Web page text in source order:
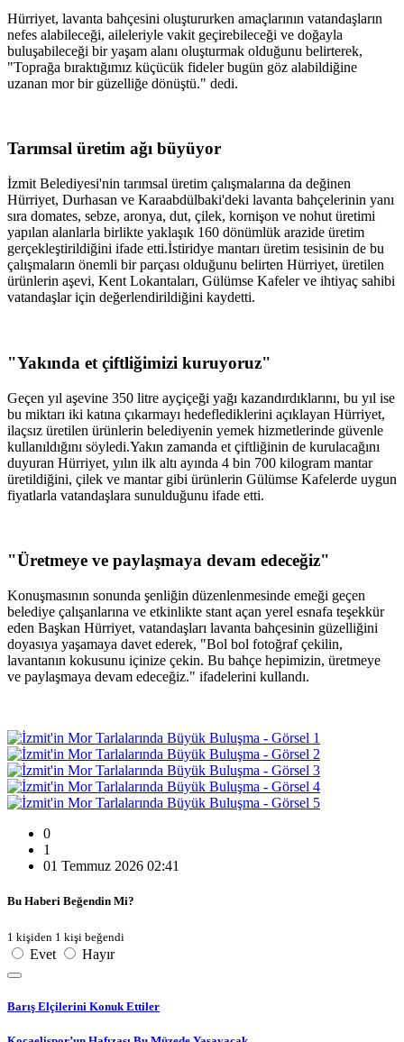
Hürriyet, lavanta bahçesini oluştururken amaçlarının vatandaşların
nefes alabileceği, aileleriyle vakit geçirebileceği ve doğayla
buluşabileceği bir yaşam alanı oluşturmak olduğunu belirterek,
"Toprağa bıraktığımız küçücük fideler bugün göz alabildiğine
uzanan mor bir güzelliğe dönüştü." dedi.
Tarımsal üretim ağı büyüyor
İzmit Belediyesi'nin tarımsal üretim çalışmalarına da değinen
Hürriyet, Durhasan ve Karaabdülbaki'deki lavanta bahçelerinin yanı
sıra domates, sebze, aronya, dut, çilek, kornişon ve nohut üretimi
yapılan alanlarla birlikte yaklaşık 160 dönümlük arazide üretim
gerçekleştirildiğini ifade etti.İstiridye mantarı üretim tesisinin de bu
çalışmaların önemli bir parçası olduğunu belirten Hürriyet, üretilen
ürünlerin aşevi, Kent Lokantaları, Gülümse Kafeler ve ihtiyaç sahibi
vatandaşlar için değerlendirildiğini kaydetti.
"Yakında et çiftliğimizi kuruyoruz"
Geçen yıl aşevine 350 litre ayçiçeği yağı kazandırdıklarını, bu yıl ise
bu miktarı iki katına çıkarmayı hedeflediklerini açıklayan Hürriyet,
ilaçsız üretilen ürünlerin belediyenin yemek hizmetlerinde güvenle
kullanıldığını söyledi.Yakın zamanda et çiftliğinin de kurulacağını
duyuran Hürriyet, yılın ilk altı ayında 4 bin 700 kilogram mantar
üretildiğini, çilek ve mantar gibi ürünlerin Gülümse Kafelerde uygun
fiyatlarla vatandaşlara sunulduğunu ifade etti.
"Üretmeye ve paylaşmaya devam edeceğiz"
Konuşmasının sonunda şenliğin düzenlenmesinde emeği geçen
belediye çalışanlarına ve etkinlikte stant açan yerel esnafa teşekkür
eden Başkan Hürriyet, vatandaşları lavanta bahçesinin güzelliğini
doyasıya yaşamaya davet ederek, "Bol bol fotoğraf çekilin,
lavantanın kokusunu içinize çekin. Bu bahçe hepimizin, üretmeye
ve paylaşmaya devam edeceğiz." ifadelerini kullandı.
0
1
01 Temmuz 2026 02:41
Bu Haberi Beğendin Mi?
1 kişiden 1 kişi beğendi
Evet Hayır
Barış Elçilerini Konuk Ettiler